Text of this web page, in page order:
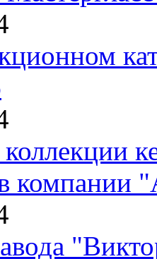
в компании